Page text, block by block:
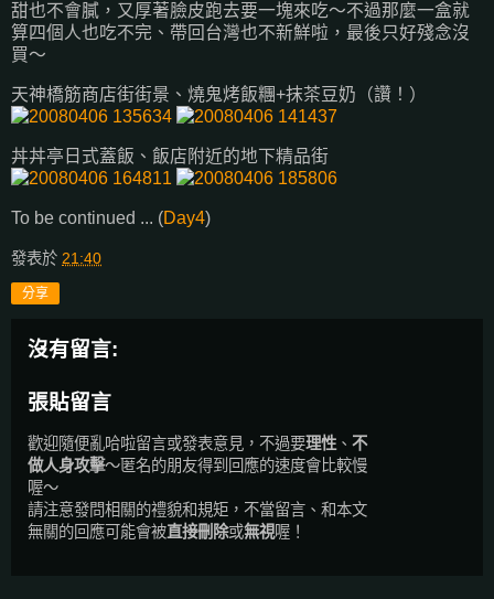
甜也不會膩，又厚著臉皮跑去要一塊來吃～不過那麼一盒就
算四個人也吃不完、帶回台灣也不新鮮啦，最後只好殘念沒
買～
天神橋筋商店街街景、燒鬼烤飯糰+抹茶豆奶（讚！）
丼丼亭日式蓋飯、飯店附近的地下精品街
To be continued ... (Day4)
發表於 21:40
分享
沒有留言:
張貼留言
歡迎隨便亂哈啦留言或發表意見，不過要理性、 不
做人身攻擊～匿名的朋友得到回應的速度會比較慢
喔～
請注意發問相關的禮貌和規矩，不當留言、和本文
無關的回應可能會被直接刪除或無視喔！